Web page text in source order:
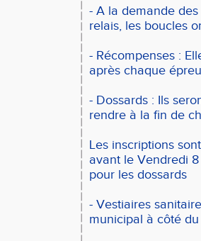
- A la demande
relais, les boucles
- Récompenses :
après chaque
- Dossards : Ils
rendre à la fin de
Les inscriptions
avant le Vendredi
pour les dossards
- Vestiaires
municipal à côté